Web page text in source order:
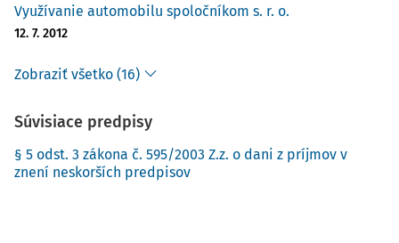
Využívanie automobilu spoločníkom s. r. o.
12. 7. 2012
Zobraziť všetko (16)
Súvisiace predpisy
§ 5 odst. 3 zákona č. 595/2003 Z.z. o dani z príjmov v
znení neskorších predpisov